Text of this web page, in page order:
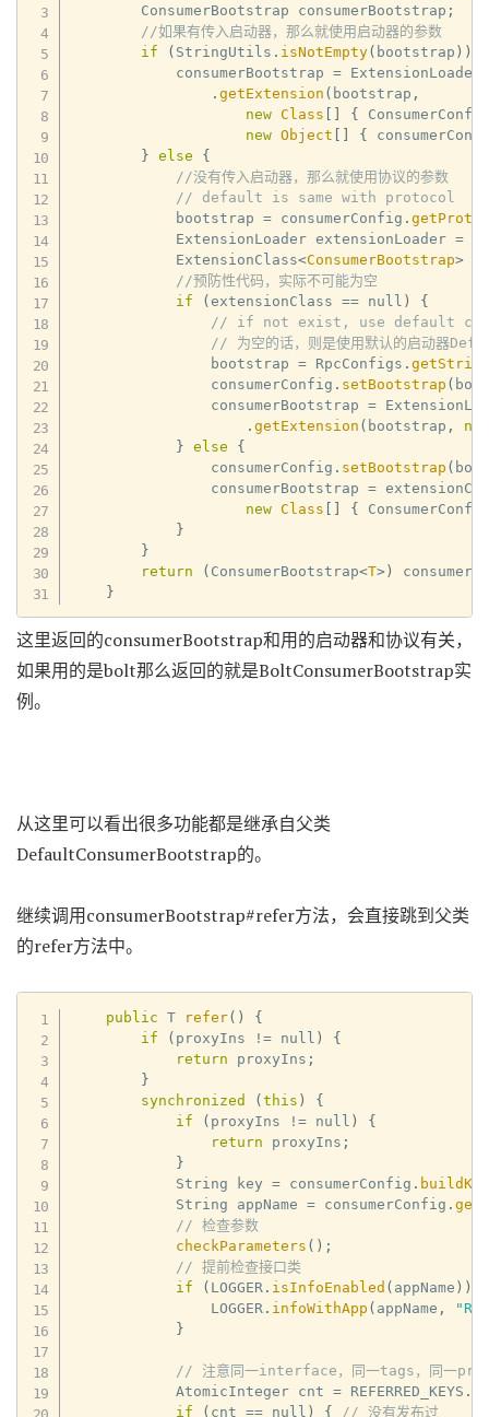
        ConsumerBootstrap consumerBootstrap
;
//如果有传入启动器，那么就使用启动器的参数
if
( StringUtils . isNotEmpty( bootstrap ) )
            consumerBootstrap
=
.getExtension ( bootstrap ,
new Class [ ] {
new Object [ ] {
}
else
{
//没有传入启动器，那么就使用协议的参数
// default is same with protocol
            bootstrap
= consumerConfig .
            ExtensionLoader extensionLoader
=
            ExtensionClass
<ConsumerBootstrap>
//预防性代码，实际不可能为空
if
(extensionClass == null )
{
// if not exist, use default
// 为空的话，则是使用默认的启动器
                bootstrap
= RpcConfigs .
                consumerConfig
. setBootstrap (
                consumerBootstrap
=
.getExtension ( bootstrap ,
}
else
{
                consumerConfig
. setBootstrap (
                consumerBootstrap
=
new Class [ ] {
}
}
return
( ConsumerBootstrap<T>)
}
这里返回的consumerBootstrap和用的启动器和协议有关，
如果用的是bolt那么返回的就是BoltConsumerBootstrap实
例。
从这里可以看出很多功能都是继承自父类
DefaultConsumerBootstrap的。
继续调用consumerBootstrap#refer方法，会直接跳到父类
的refer方法中。
public T refer( )
{
if
( proxyIns != null )
{
return proxyIns ;
}
synchronized
(this )
{
if
( proxyIns != null )
{
return proxyIns ;
}
            String key
= consumerConfig .
            String appName
= consumerConfig .
// 检查参数
checkParameters ( ) ;
// 提前检查接口类
if
( LOGGER . isInfoEnabled ( appName ) )
                LOGGER
. infoWithApp ( appName ,
}
// 注意同一interface，同一tags，同一
            AtomicInteger cnt
= REFERRED_KEYS .
if
( cnt == null ) { // 没有发布过